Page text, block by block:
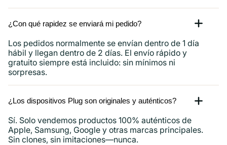
¿Con qué rapidez se enviará mi pedido?
Los pedidos normalmente se envían dentro de 1 día
hábil y llegan dentro de 2 días. El envío rápido y
gratuito siempre está incluido: sin mínimos ni
sorpresas.
¿Los dispositivos Plug son originales y auténticos?
Sí. Solo vendemos productos 100% auténticos de
Apple, Samsung, Google y otras marcas principales.
Sin clones, sin imitaciones—nunca.